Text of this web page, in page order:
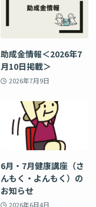
助成金情報＜2026年7
月10日掲載＞
2026年7月9日
6月・7月健康講座（さ
んもく・よんもく）の
お知らせ
2026年6月4日